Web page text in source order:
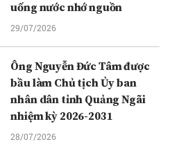
uống nước nhớ nguồn
29/07/2026
Ông Nguyễn Đức Tâm được
bầu làm Chủ tịch Ủy ban
nhân dân tỉnh Quảng Ngãi
nhiệm kỳ 2026-2031
28/07/2026